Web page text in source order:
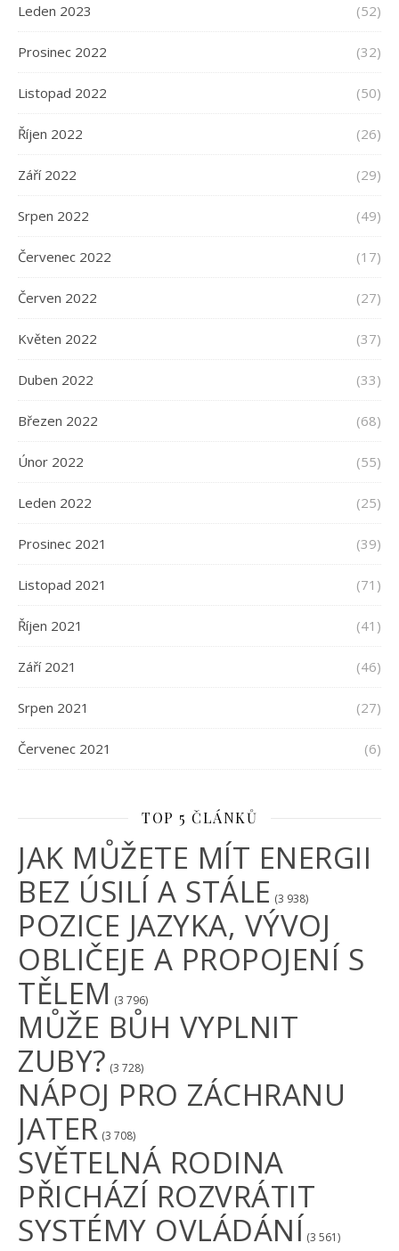
Leden 2023 (52)
Prosinec 2022 (32)
Listopad 2022 (50)
Říjen 2022 (26)
Září 2022 (29)
Srpen 2022 (49)
Červenec 2022 (17)
Červen 2022 (27)
Květen 2022 (37)
Duben 2022 (33)
Březen 2022 (68)
Únor 2022 (55)
Leden 2022 (25)
Prosinec 2021 (39)
Listopad 2021 (71)
Říjen 2021 (41)
Září 2021 (46)
Srpen 2021 (27)
Červenec 2021 (6)
TOP 5 ČLÁNKŮ
JAK MŮŽETE MÍT ENERGII
BEZ ÚSILÍ A STÁLE (3 938)
POZICE JAZYKA, VÝVOJ
OBLIČEJE A PROPOJENÍ S
TĚLEM (3 796)
MŮŽE BŮH VYPLNIT
ZUBY? (3 728)
NÁPOJ PRO ZÁCHRANU
JATER (3 708)
SVĚTELNÁ RODINA
PŘICHÁZÍ ROZVRÁTIT
SYSTÉMY OVLÁDÁNÍ (3 561)